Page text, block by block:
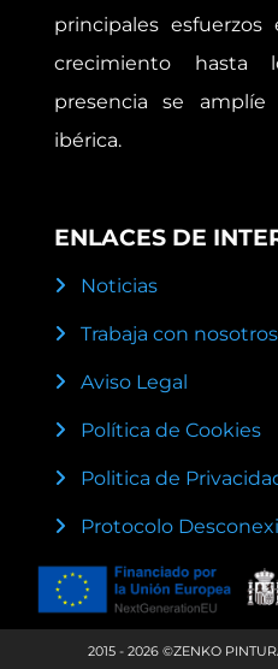
principales
crecimiento hasta
presencia se
ibérica.
ENLACES DE
Noticias
Trabaja con nosotros
Aviso Legal
Política de Cookies
Politica de
Protocolo
2015 - 2026 ©ZENKO